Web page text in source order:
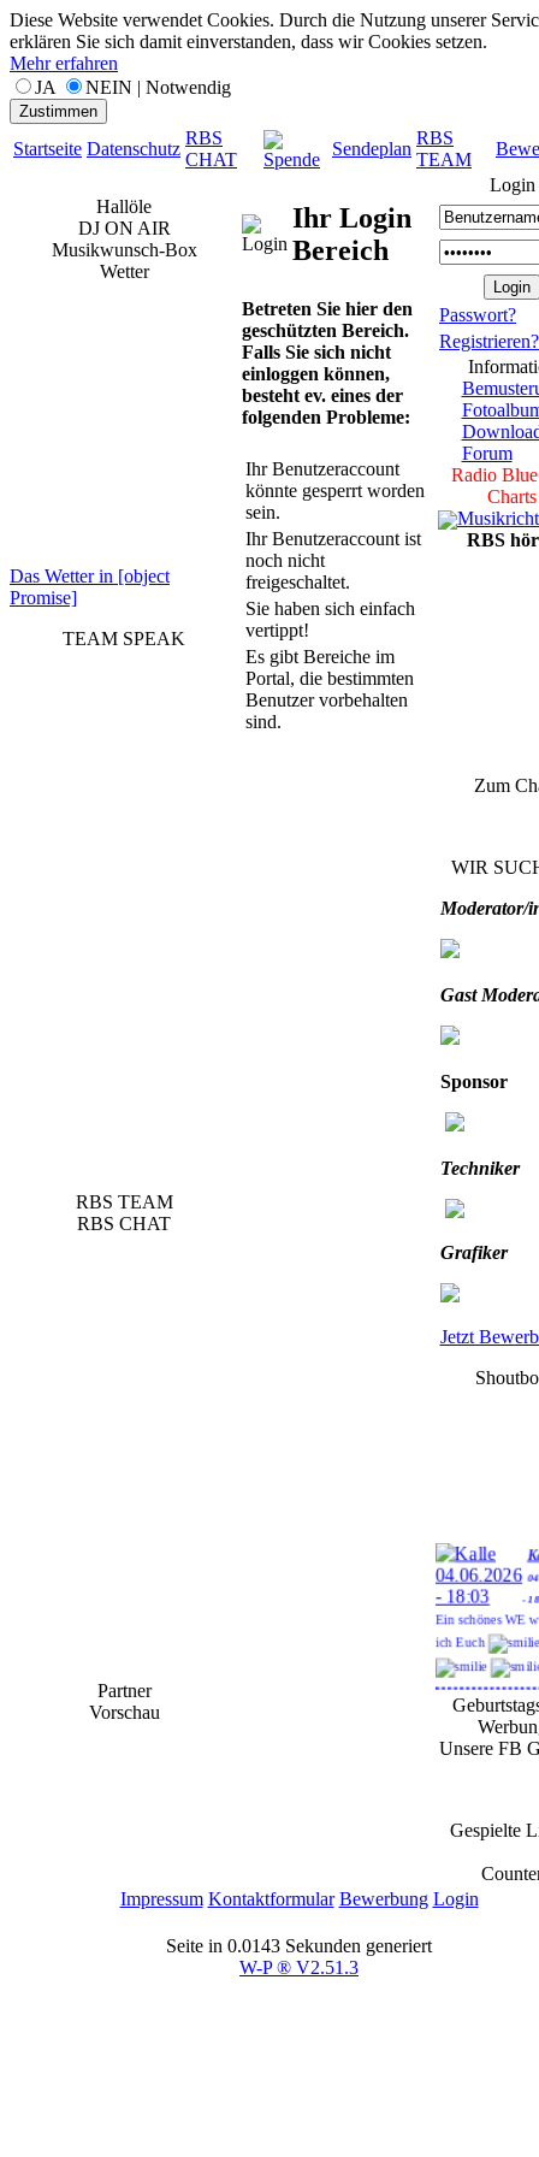
Diese Website verwendet Cookies. Durch die Nutzung unserer
erklären Sie sich damit einverstanden, dass wir Cookies setzen.
Mehr erfahren
JA
NEIN | Notwendig
Zustimmen
Startseite Datenschutz
RBS
CHAT
Spende
Sendeplan
RBS
TEAM
Hallöle
DJ ON AIR
Musikwunsch-Box
Wetter
Das Wetter in [object
Promise]
TEAM SPEAK
RBS TEAM
RBS CHAT
Partner
Vorschau
Ihr Login
Bereich
Betreten Sie hier den
geschützten Bereich.
Falls Sie sich nicht
einloggen können,
besteht ev. eines der
folgenden Probleme:
Ihr Benutzeraccount
könnte gesperrt worden
sein.
Ihr Benutzeraccount ist
noch nicht
freigeschaltet.
Sie haben sich einfach
vertippt!
Es gibt Bereiche im
Portal, die bestimmten
Benutzer vorbehalten
sind.
Login
Passwort?
Registrieren?
Forum
Radio
Charts
RBS
Zum
WIR
Moderator/
Gast
Sponsor
Techniker
Grafiker
Jetzt
-
Ein schönes WE
ich Euch
-
Ein schöne
Unsere FB
Gespielte
Impressum Kontaktformular Bewerbung Login
Seite in 0.0143 Sekunden generiert
W-P ® V2.51.3